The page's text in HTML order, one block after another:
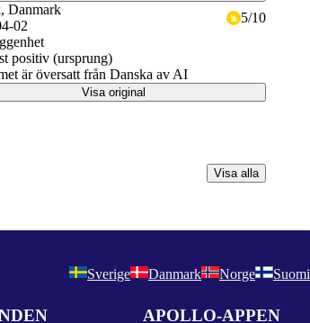
, Danmark
02
5/10
positiv (ursprung)
är översatt från Danska av AI
Visa original
Visa alla
Sverige Danmark Norge Suomi
APOLLO-APPEN